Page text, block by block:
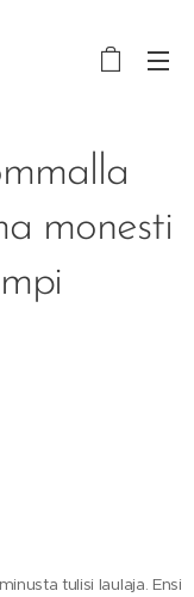
monesti
tulisi laulaja. Ensi